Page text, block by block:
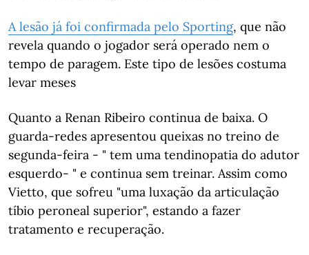
A lesão já foi confirmada pelo Sporting, que não
revela quando o jogador será operado nem o
tempo de paragem. Este tipo de lesões costuma
levar meses
Quanto a Renan Ribeiro continua de baixa. O
guarda-redes apresentou queixas no treino de
segunda-feira - " tem uma tendinopatia do adutor
esquerdo- " e continua sem treinar. Assim como
Vietto, que sofreu "uma luxação da articulação
tíbio peroneal superior", estando a fazer
tratamento e recuperação.